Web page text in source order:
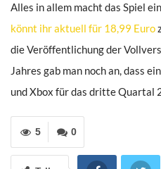
Alles in allem macht das Spiel
könnt ihr aktuell für 18,99 Euro
die Veröffentlichung der
Jahres gab man noch an, dass
und Xbox für das dritte Quartal
0
5